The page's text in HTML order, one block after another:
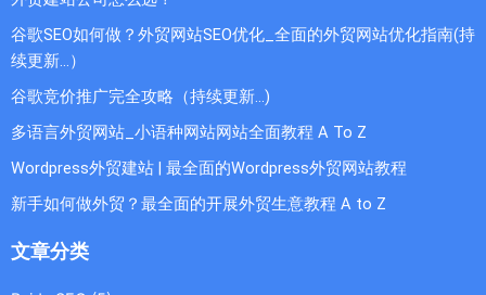
谷歌SEO如何做？外贸网站SEO优化_全面的外贸网站优化指南(持
续更新...）
谷歌竞价推广完全攻略（持续更新…)
多语言外贸网站_小语种网站网站全面教程 A To Z
Wordpress外贸建站 | 最全面的Wordpress外贸网站教程
新手如何做外贸？最全面的开展外贸生意教程 A to Z
文章分类